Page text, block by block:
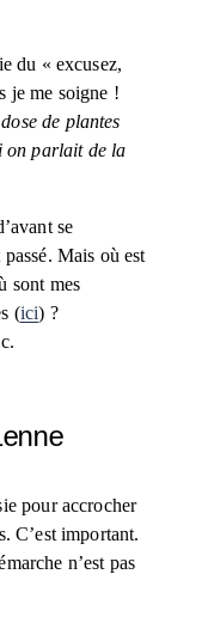
du « excusez,
je me soigne !
de plantes
on parlait de la
se
passé. Mais où est
sont mes
(ici) ?
pour accrocher
C’est important.
n’est pas